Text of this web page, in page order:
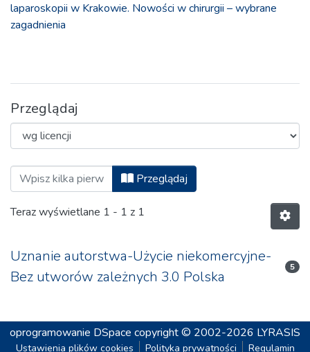
laparoskopii w Krakowie. Nowości w chirurgii – wybrane
zagadnienia
Przeglądaj
Przeglądaj Państwo i Społeczeństwo,
Przeglądaj
Teraz wyświetlane 1 - 1 z 1
Uznanie autorstwa-Użycie niekomercyjne-
Bez utworów zależnych 3.0 Polska
5
oprogramowanie DSpace copyright © 2002-2026 LYRASIS
Ustawienia plików cookies Polityka prywatności Regulamin